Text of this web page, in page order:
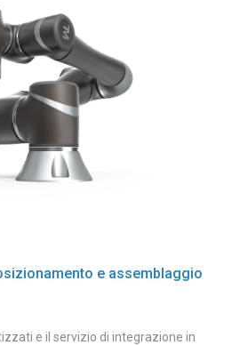
e assemblaggio
e il servizio di integrazione in